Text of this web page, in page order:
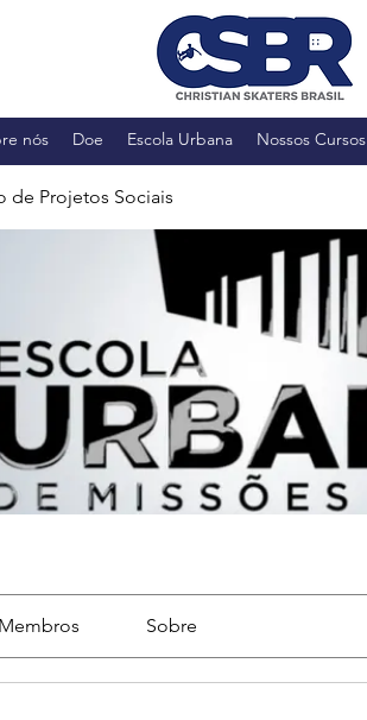
nós Doe Escola Urbana Nossos Cursos
de Projetos Sociais
Membros Sobre